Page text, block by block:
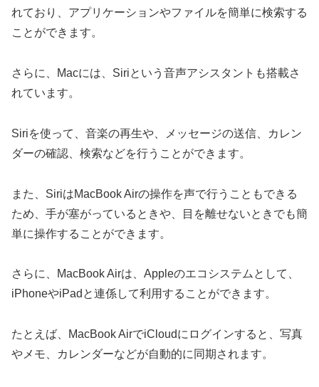
れており、アプリケーションやファイルを簡単に検索する
ことができます。
さらに、Macには、Siriという音声アシスタントも搭載さ
れています。
Siriを使って、音楽の再生や、メッセージの送信、カレン
ダーの確認、検索などを行うことができます。
また、SiriはMacBook Airの操作を声で行うこともできる
ため、手が塞がっているときや、目を離せないときでも簡
単に操作することができます。
さらに、MacBook Airは、Appleのエコシステムとして、
iPhoneやiPadと連係して利用することができます。
たとえば、MacBook AirでiCloudにログインすると、写真
やメモ、カレンダーなどが自動的に同期されます。